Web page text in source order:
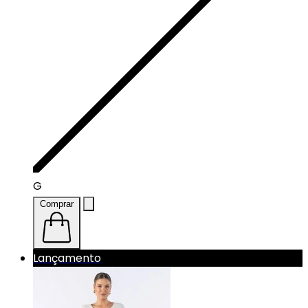
G
Comprar